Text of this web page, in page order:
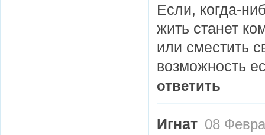
Если, когда-
жить станет
или сместить
возможность
ответить
Игнат 08